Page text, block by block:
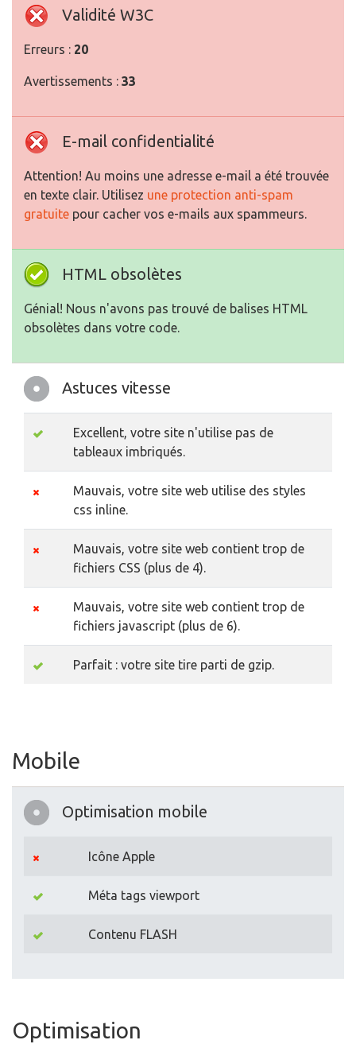
Validité W3C
Erreurs : 20
Avertissements : 33
E-mail confidentialité
Attention! Au moins une adresse e-mail a été trouvée
en texte clair. Utilisez une protection anti-spam
gratuite pour cacher vos e-mails aux spammeurs.
HTML obsolètes
Génial! Nous n'avons pas trouvé de balises HTML
obsolètes dans votre code.
Astuces vitesse
Excellent, votre site n'utilise pas de
tableaux imbriqués.
Mauvais, votre site web utilise des styles
css inline.
Mauvais, votre site web contient trop de
fichiers CSS (plus de 4).
Mauvais, votre site web contient trop de
fichiers javascript (plus de 6).
Parfait : votre site tire parti de gzip.
Mobile
Optimisation mobile
Icône Apple
Méta tags viewport
Contenu FLASH
Optimisation